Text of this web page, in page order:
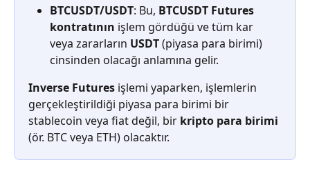
BTCUSDT/USDT: Bu, BTCUSDT Futures
kontratının işlem gördüğü ve tüm kar
veya zararların USDT (piyasa para birimi)
cinsinden olacağı anlamına gelir.
Inverse Futures işlemi yaparken, işlemlerin
gerçekleştirildiği piyasa para birimi bir
stablecoin veya fiat değil, bir kripto para birimi
(ör. BTC veya ETH) olacaktır.